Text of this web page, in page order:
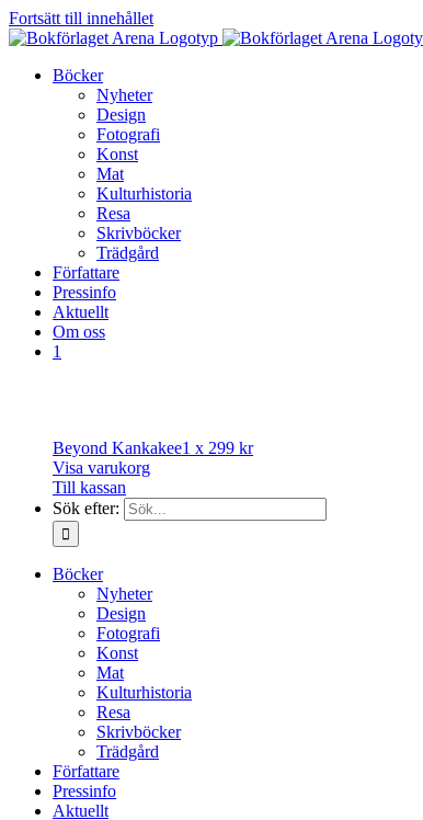
Fortsätt till innehållet
Böcker
Nyheter
Design
Fotografi
Konst
Mat
Kulturhistoria
Resa
Skrivböcker
Trädgård
Författare
Pressinfo
Aktuellt
Om oss
1
Beyond Kankakee1 x 299 kr
Visa varukorg
Till kassan
Sök efter:
Böcker
Nyheter
Design
Fotografi
Konst
Mat
Kulturhistoria
Resa
Skrivböcker
Trädgård
Författare
Pressinfo
Aktuellt